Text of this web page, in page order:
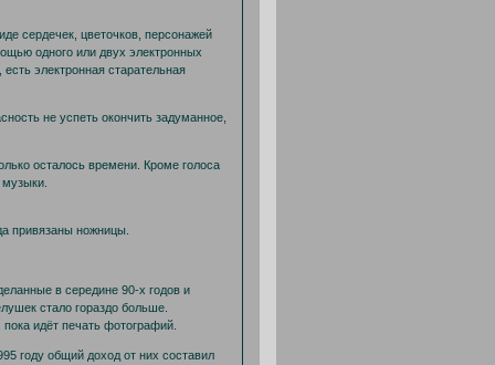
сердечек, цветочков, персонажей
одного или двух электронных
электронная старательная
не успеть окончить задуманное,
осталось времени. Кроме голоса
привязаны ножницы.
в середине 90-х годов и
стало гораздо больше.
идёт печать фотографий.
году общий доход от них составил